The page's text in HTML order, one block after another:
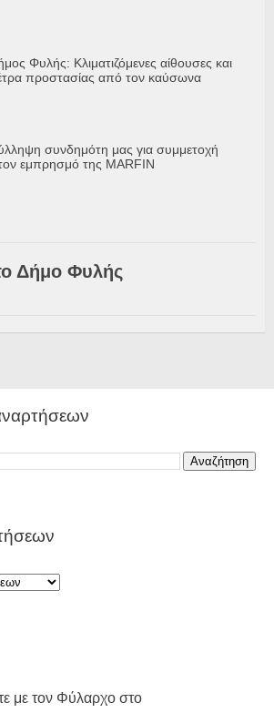
Φυλής: Κλιματιζόμενες αίθουσες και
προστασίας από τον καύσωνα
συνδημότη μας για συμμετοχή
εμπρησμό της MARFIN
Δήμο Φυλής
με τον Φύλαρχο στο